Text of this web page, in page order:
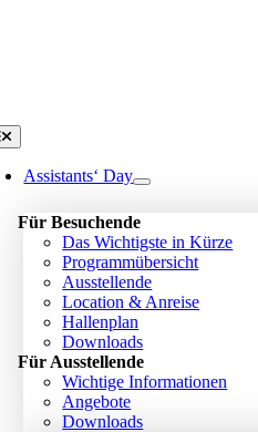
Assistants‘ Day
Für Besuchende
Das Wichtigste in Kürze
Programmübersicht
Ausstellende
Location & Anreise
Hallenplan
Downloads
Für Ausstellende
Wichtige Informationen
Angebote
Downloads